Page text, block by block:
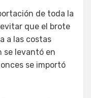
de toda la
que el brote
a las costas
se levantó en
se importó